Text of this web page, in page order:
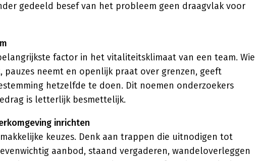
gedeeld besef van het probleem geen draagvlak voor
factor in het vitaliteitsklimaat van een team. Wie
pauzes neemt en openlijk praat over grenzen, geeft
hetzelfde te doen. Dit noemen onderzoekers
is letterlijk besmettelijk.
inrichten
keuzes. Denk aan trappen die uitnodigen tot
aanbod, staand vergaderen, wandeloverleggen